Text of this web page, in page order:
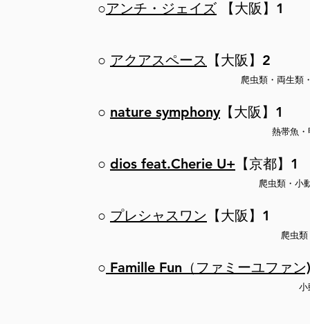
○アンチ・ジェイズ 【大阪】1
○ アクアスペース 【大阪 】2
爬虫類・両生類
○ nature symphony【大阪】1
熱帯魚
○ dios feat.Cherie U+ 【京都】1
爬虫類・小
○ プレシャスワン 【大阪】1
爬虫
○ Famille Fun（ファミーユファン)
小